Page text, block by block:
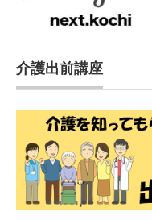
介護出前講座